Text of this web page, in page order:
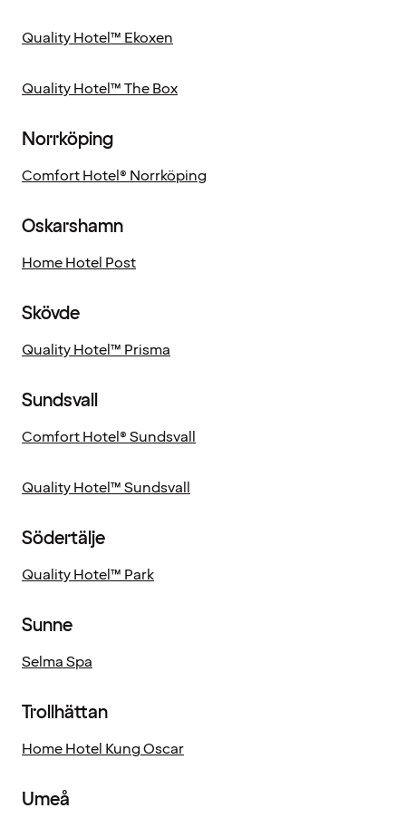
Quality Hotel™ Ekoxen
Quality Hotel™ The Box
Norrköping
Comfort Hotel® Norrköping
Oskarshamn
Home Hotel Post
Skövde
Quality Hotel™ Prisma
Sundsvall
Comfort Hotel® Sundsvall
Quality Hotel™ Sundsvall
Södertälje
Quality Hotel™ Park
Sunne
Selma Spa
Trollhättan
Home Hotel Kung Oscar
Umeå